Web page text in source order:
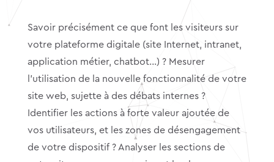
Savoir précisément ce que font les visiteurs sur
votre plateforme digitale (site Internet, intranet,
application métier, chatbot…) ? Mesurer
l’utilisation de la nouvelle fonctionnalité de votre
site web, sujette à des débats internes ?
Identifier les actions à forte valeur ajoutée de
vos utilisateurs, et les zones de désengagement
de votre dispositif ? Analyser les sections de